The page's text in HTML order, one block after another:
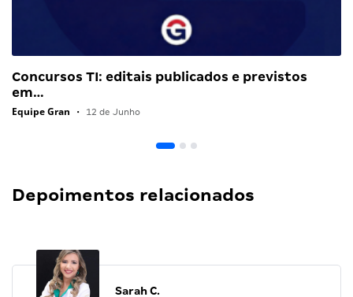
Concursos TI: editais publicados e previstos
em…
Equipe Gran • 12 de Junho
Depoimentos relacionados
Sarah C.